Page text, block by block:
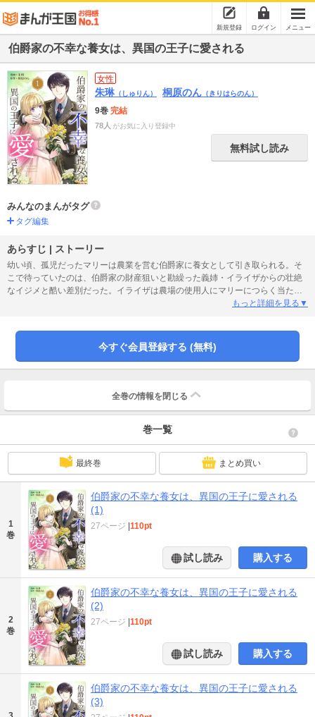
新規登録 ログイン メニュー
伯爵家の不幸な養女は、異国の王子に愛される
女性
朱琳 （しゅりん） 桐原のん （きりはらのん）
9巻 完結
78人 がお気に入り登録中
無料試し読み
みんなのまんがタグ
タグ編集
あらすじ | ストーリー
幼い頃、孤児だったマリーは農業を営む伯爵家に養女として引き取られる。そ
こで待っていたのは、伯爵家の財産狙いと勘繰った義姉・イライザからの壮絶
なイジメと酷い差別だった。イライザは農場の使用人にマリーにつらく当たる
よう指示していたが、それでも恩を返したいマリーは、力強く育つ作物を心の
に働きながら、農業の知識を共有しあう二人は惹かれ始めるが...。閉じられた
マリーの世界に一筋の光がさすーー!
もっと詳細を見る▼
今すぐ会員登録する (無料)
全巻の情報を 閉じる
巻一覧
最終巻 まとめ買い
1
巻
伯爵家の不幸な養女は、異国の王子に愛される
(1)
27ページ |110pt
試し読み 購入する
2
巻
伯爵家の不幸な養女は、異国の王子に愛される
(2)
27ページ |110pt
試し読み 購入する
伯爵家の不幸な養女は、異国の王子に愛される
(3)